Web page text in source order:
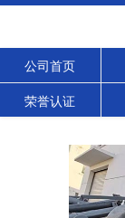
公司首页
荣誉认证